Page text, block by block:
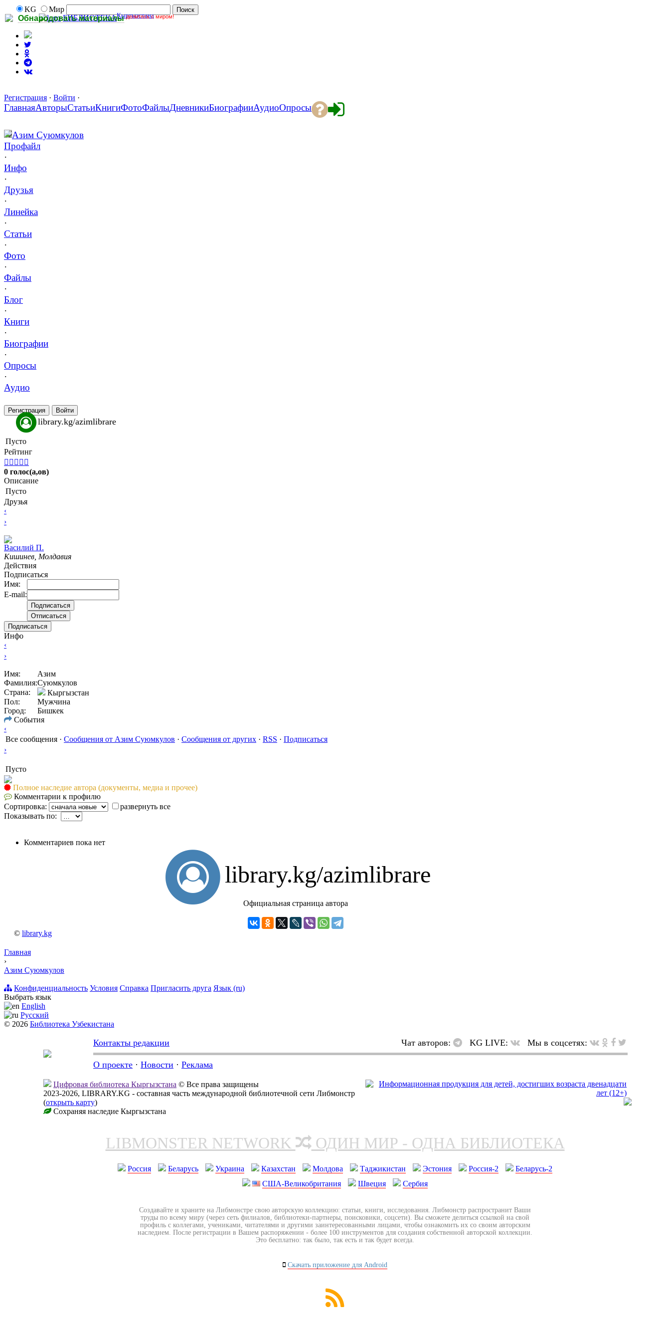
Обнародовать материалы делитесь с миром!
KG
Мир
БИБЛИОТЕКАКыргызстана
Регистрация · Войти ·
ГлавнаяАвторыСтатьиКнигиФотоФайлыДневникиБиографииАудиоОпросы
Азим Суюмкулов
Профайл
·
Инфо
·
Друзья
·
Линейка
·
Статьи
·
Фото
·
Файлы
·
Блог
·
Книги
·
Биографии
·
Опросы
·
Аудио
Регистрация Войти
library.kg/azimlibrare
Пусто
Рейтинг
    
0 голос(а,ов)
Описание
Пусто
Друзья
‹
›
Вacилий П.
Кишинев, Молдавия
Действия
Подписаться
Имя:
E-mail:
Подписаться
Инфо
‹
›
Имя:
Азим
Фамилия:Суюмкулов
Страна:
Кыргызстан
Пол:
Мужчина
Город:
Бишкек
События
‹
Все сообщения · Сообщения от Азим Суюмкулов · Сообщения от других · RSS · Подписаться
›
Пусто
Полное наследие автора (документы, медиа и прочее)
Комментарии к профилю
Сортировка:
развернуть все
Показывать по:
Комментариев пока нет
library.kg/azimlibrare
Официальная страница автора
© library.kg
Главная
›
Азим Суюмкулов
Конфиденциальность Условия Справка Пригласить друга Язык (ru)
Выбрать язык
English
Русский
© 2026 Библиотека Узбекистана
Контакты редакции Чат авторов: KG LIVE: Мы в соцсетях:
О проекте · Новости · Реклама
Цифровая библиотека Кыргызстана © Все права защищены
2023-2026, LIBRARY.KG - составная часть международной библиотечной сети Либмонстр
(открыть карту)
Сохраняя наследие Кыргызстана
LIBMONSTER NETWORK ОДИН МИР - ОДНА БИБЛИОТЕКА
Россия Беларусь Украина Казахстан Молдова Таджикистан Эстония Россия-2
Беларусь-2
США-Великобритания
Швеция Сербия
Создавайте и храните на Либмонстре свою авторскую коллекцию: статьи, книги, исследования. Либмонстр распространит Ваши
труды по всему миру (через сеть филиалов, библиотеки-партнеры, поисковики, соцсети). Вы сможете делиться ссылкой на свой
профиль с коллегами, учениками, читателями и другими заинтересованными лицами, чтобы ознакомить их со своим авторским
наследием. После регистрации в Вашем распоряжении - более 100 инструментов для создания собственной авторской коллекции.
Это бесплатно: так было, так есть и так будет всегда.
Скачать приложение для Android